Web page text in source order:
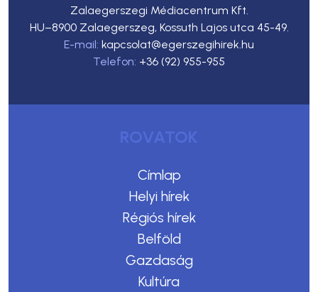
Zalaegerszegi Médiacentrum Kft.
HU–8900 Zalaegerszeg, Kossuth Lajos utca 45-49.
E-mail: kapcsolat@egerszegihirek.hu
Telefon: +36 (92) 955-955
ROVATOK
Címlap
Helyi hírek
Régiós hírek
Belföld
Gazdaság
Kultúra